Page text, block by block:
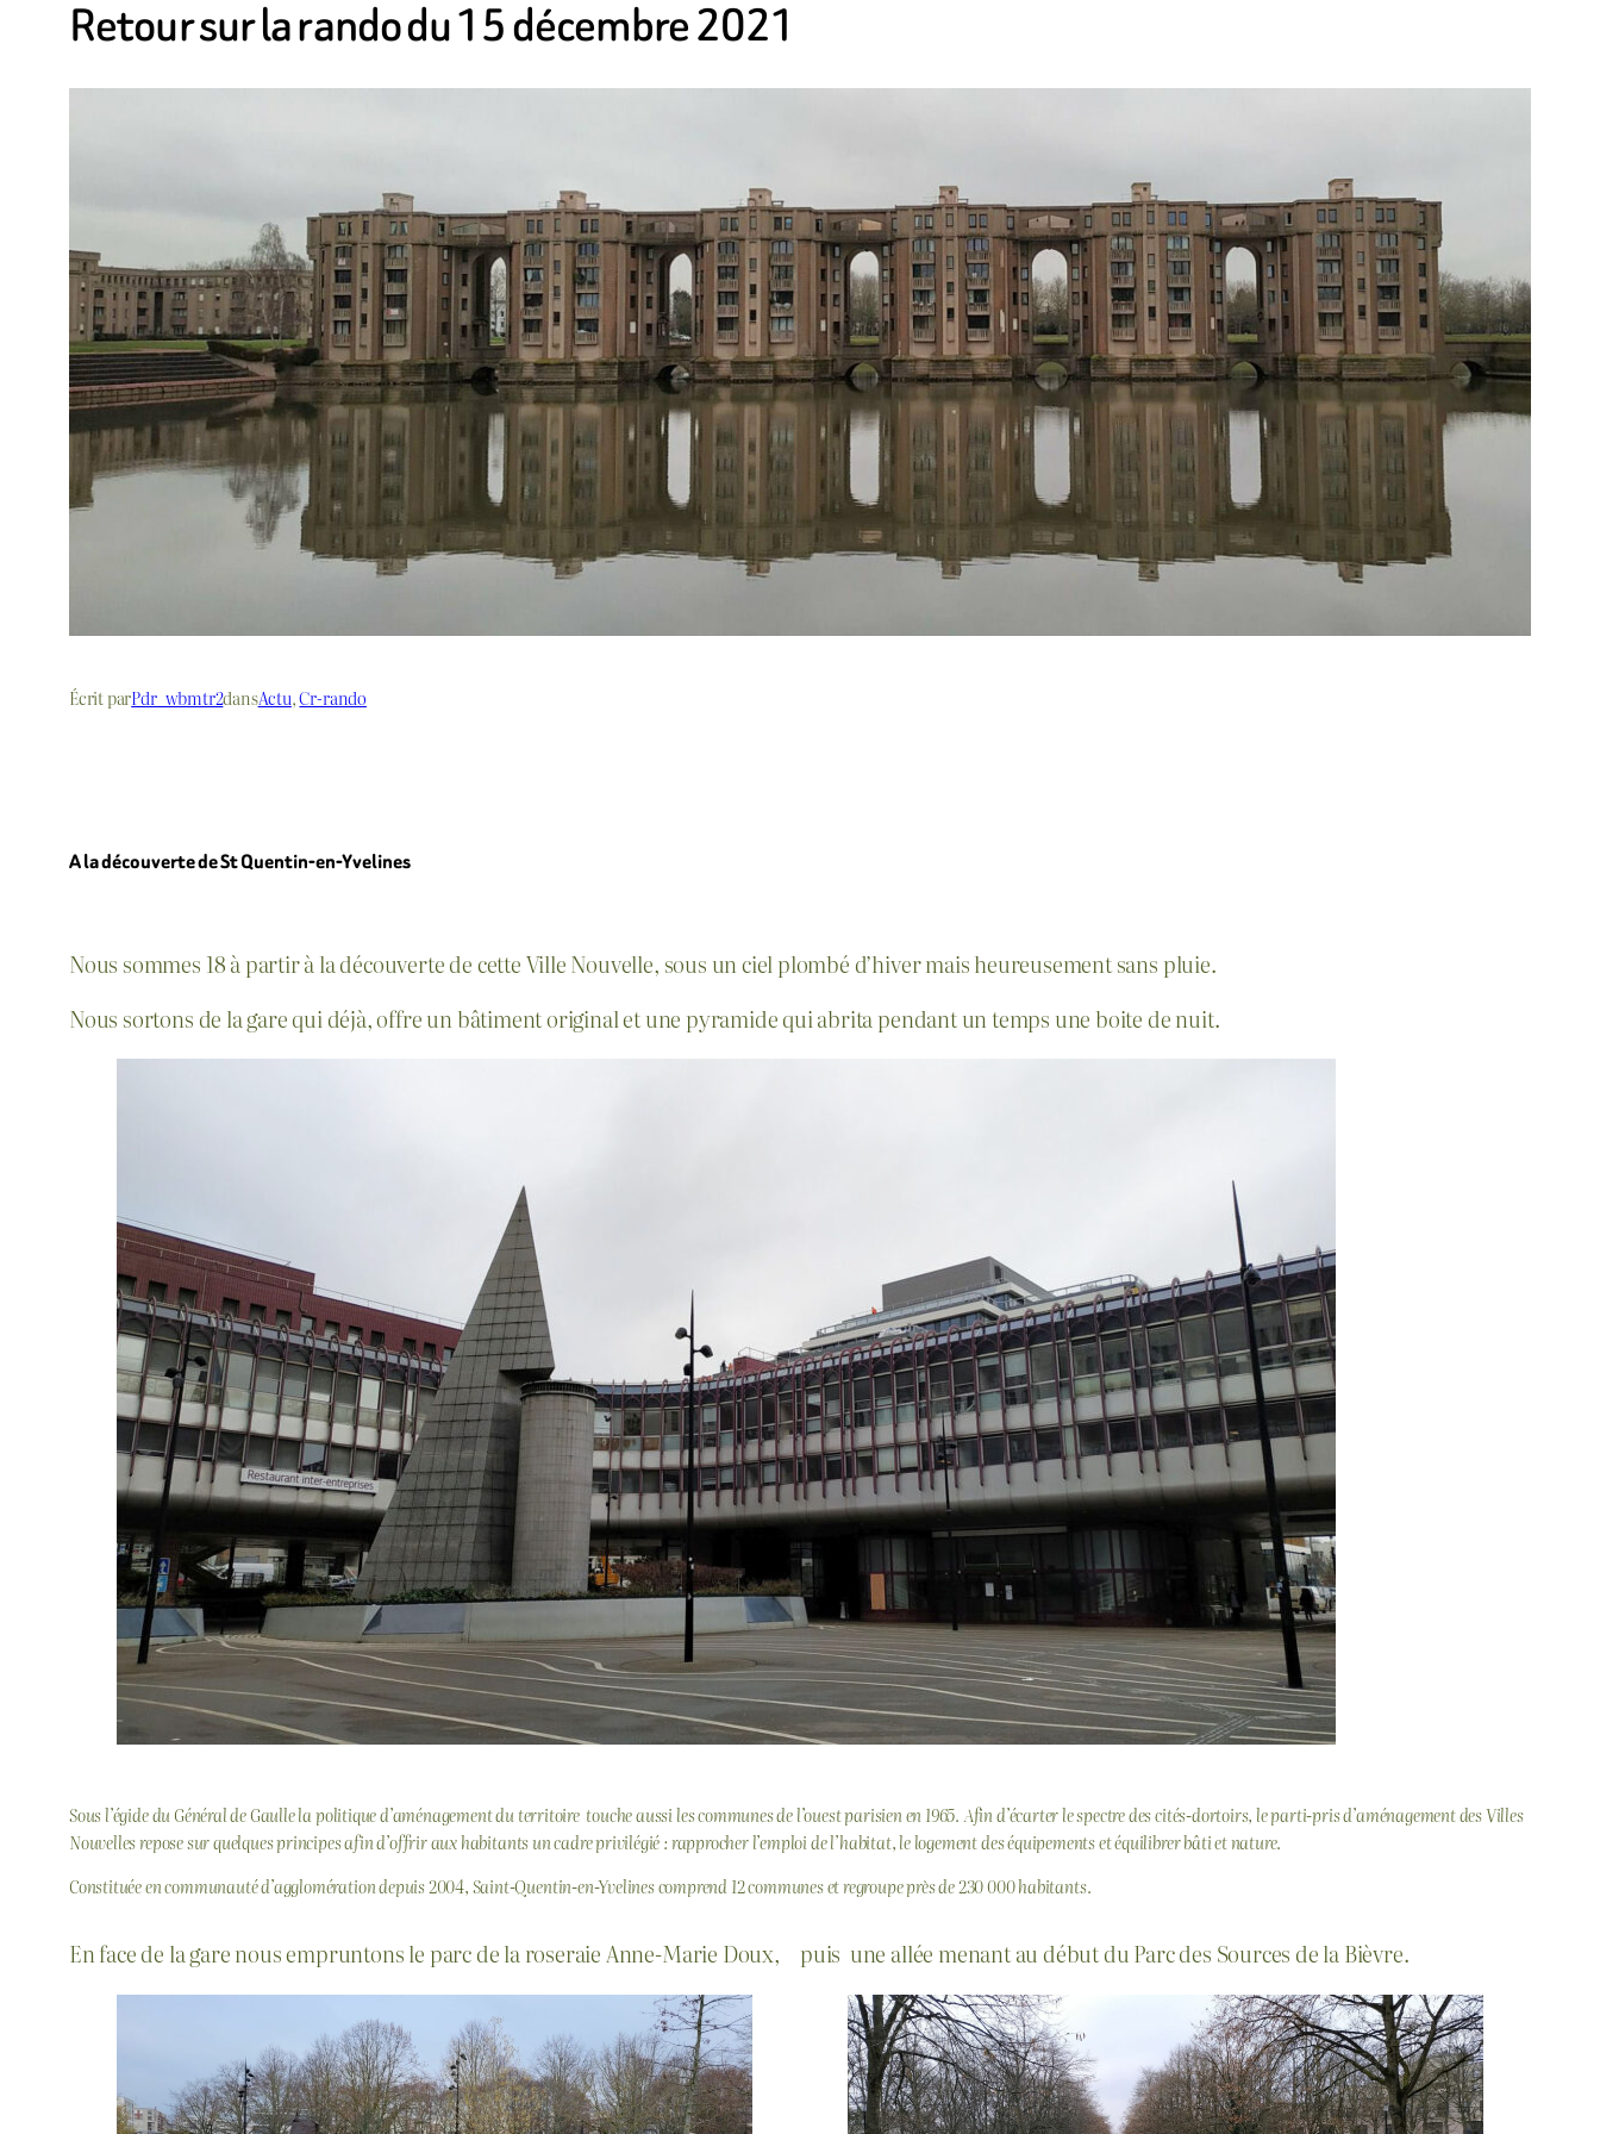
Retour sur la rando du 15 décembre 2021
Écrit parPdr_wbmtr2dansActu, Cr-rando
A la découverte de St Quentin-en-Yvelines
Nous sommes 18 à partir à la découverte de cette Ville Nouvelle, sous un ciel plombé d’hiver mais heureusement sans pluie.
Nous sortons de la gare qui déjà, offre un bâtiment original et une pyramide qui abrita pendant un temps une boite de nuit.
Sous l’égide du Général de Gaulle la politique d’aménagement du territoire touche aussi les communes de l’ouest parisien en 1965. Afin d’écarter le spectre des cités-dortoirs, le parti-pris d’aménagement des Villes
Nouvelles repose sur quelques principes afin d’offrir aux habitants un cadre privilégié : rapprocher l’emploi de l’habitat, le logement des équipements et équilibrer bâti et nature.
Constituée en communauté d’agglomération depuis 2004, Saint-Quentin-en-Yvelines comprend 12 communes et regroupe près de 230 000 habitants.
En face de la gare nous empruntons le parc de la roseraie Anne-Marie Doux, puis une allée menant au début du Parc des Sources de la Bièvre.